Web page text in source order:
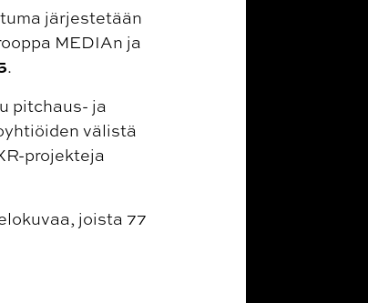
järjestetään
MEDIAn ja
.
pitchaus- ja
välistä
projekteja
joista 77